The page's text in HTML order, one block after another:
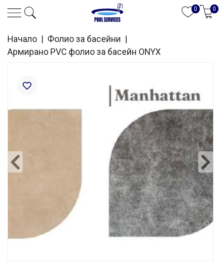
0 0
Начало Фолио за басейни
Армирано PVC фолио за басейн ONYX